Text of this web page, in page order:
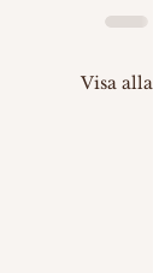
Visa alla